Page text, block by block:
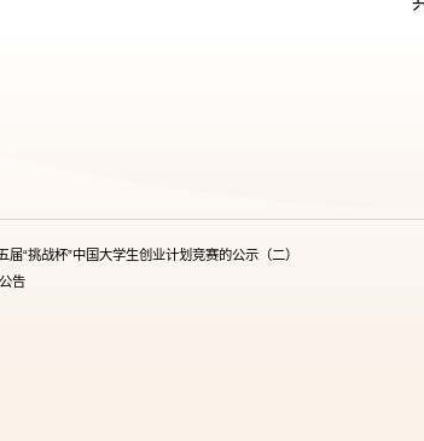
“挑战杯”中国大学生创业计划竞赛的公示（二）
告